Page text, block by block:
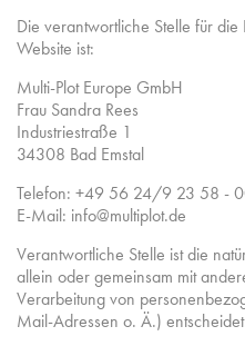
Die verantwortliche Stelle für
Website ist:
Multi-Plot Europe GmbH
Frau Sandra Rees
Industriestraße 1
34308 Bad Emstal
Telefon: +49 56 24/9 23 58 -
E-Mail: info@multiplot.de
Verantwortliche Stelle ist die
allein oder gemeinsam mit
Verarbeitung von
Mail-Adressen o. Ä.)